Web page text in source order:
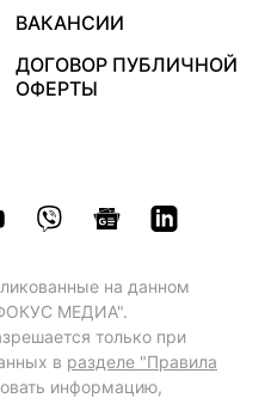
ВАКАНСИИ
ДОГОВОР ПУБЛИЧНОЙ
ОФЕРТЫ
на данном
МЕДИА".
только при
в разделе "Правила
информацию,